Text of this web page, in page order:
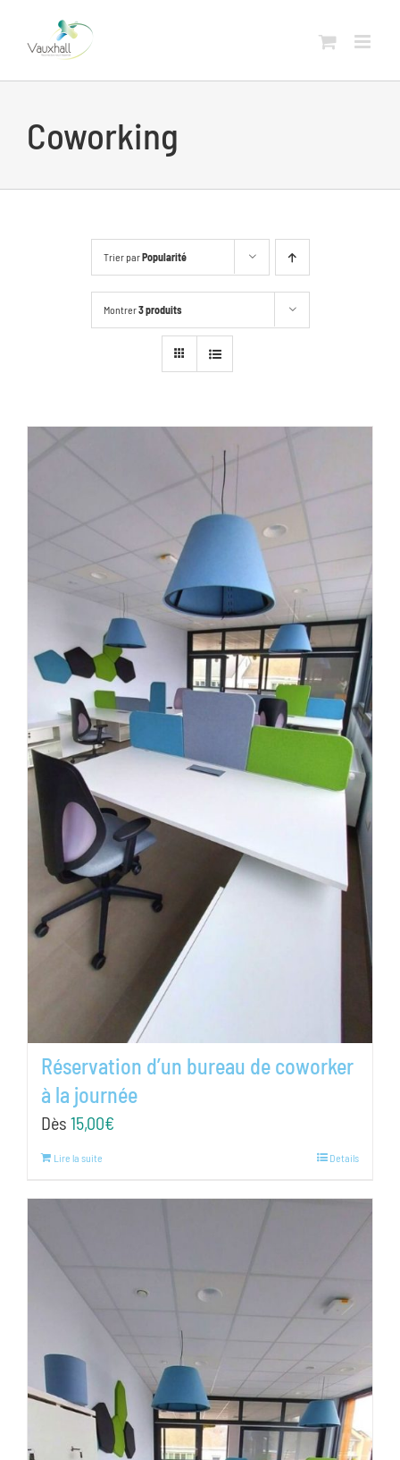
Coworking
Trier parPopularité
Montrer3 produits
Réservation d’un bureau de coworker
à la journée
Dès 15,00€
Lire la suite Details